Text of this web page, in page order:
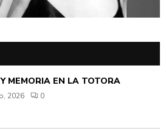
MEMORIA EN LA TOTORA
2026 0